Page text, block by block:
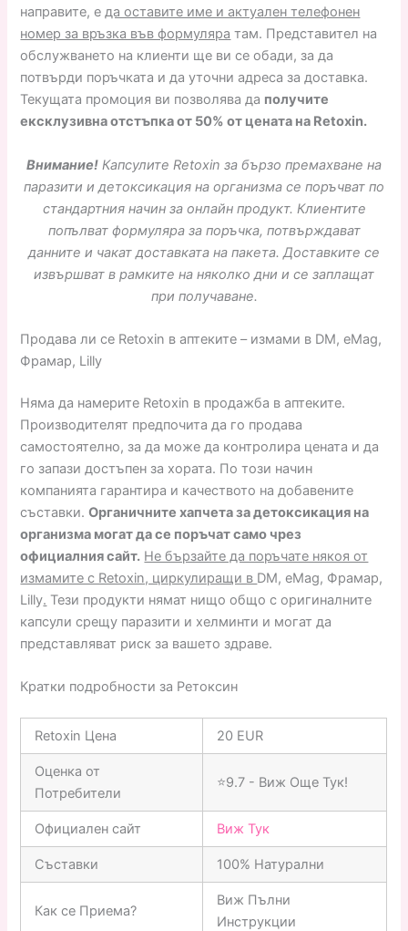
направите, еда оставите име и актуален телефонен
номер за връзка във формуляра там. Представител на
обслужването на клиенти ще ви се обади, за да
потвърди поръчката и да уточни адреса за доставка.
Текущата промоция ви позволява да получите
ексклузивна отстъпка от 50% от цената на Retoxin.
Внимание! Капсулите Retoxin за бързо премахване на
паразити и детоксикация на организма се поръчват по
стандартния начин за онлайн продукт. Клиентите
попълват формуляра за поръчка, потвърждават
данните и чакат доставката на пакета. Доставките се
извършват в рамките на няколко дни и се заплащат
при получаване.
Продава ли се Retoxin в аптеките – измами в DM, eMag,
Фрамар, Lilly
Няма да намерите Retoxin в продажба в аптеките.
Производителят предпочита да го продава
самостоятелно, за да може да контролира цената и да
го запази достъпен за хората. По този начин
компанията гарантира и качеството на добавените
съставки.Органичните хапчета за детоксикация на
организма могат да се поръчат само чрез
официалния сайт. Не бързайте да поръчате някоя от
измамите с Retoxin, циркулиращи в DM, eMag, Фрамар,
Lilly. Тези продукти нямат нищо общо с оригиналните
капсули срещу паразити и хелминти и могат да
представляват риск за вашето здраве.
Кратки подробности за Ретоксин
Retoxin Цена 20 EUR
Оценка от
Потребители
⭐9.7 - Виж Още Тук!
Официален сайт Виж Тук
Съставки 100% Натурални
Как се Приема?
Виж Пълни
Инструкции